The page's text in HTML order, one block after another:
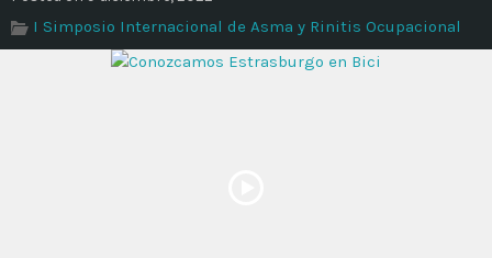
I Simposio Internacional de Asma y Rinitis Ocupacional